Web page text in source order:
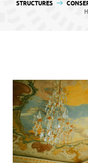
STRUCTURES